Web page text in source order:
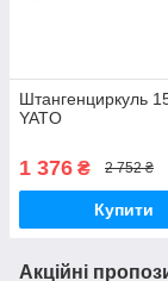
Штангенциркуль
YATO
1 376 ₴ 2 752 ₴
Купити
Акційні